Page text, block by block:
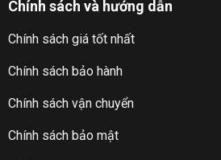
Chính sách và hướng dẫn
Chính sách giá tốt nhất
Chính sách bảo hành
Chính sách vận chuyển
Chính sách bảo mật